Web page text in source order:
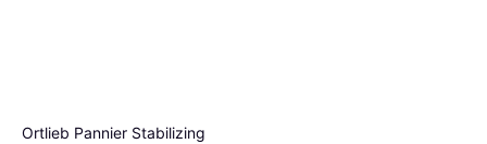
Ortlieb Pannier Stabilizing